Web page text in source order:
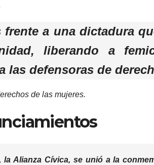
frente a una dictadura
liberando a
las defensoras de
de las mujeres.
la Alianza Cívica, se unió a la